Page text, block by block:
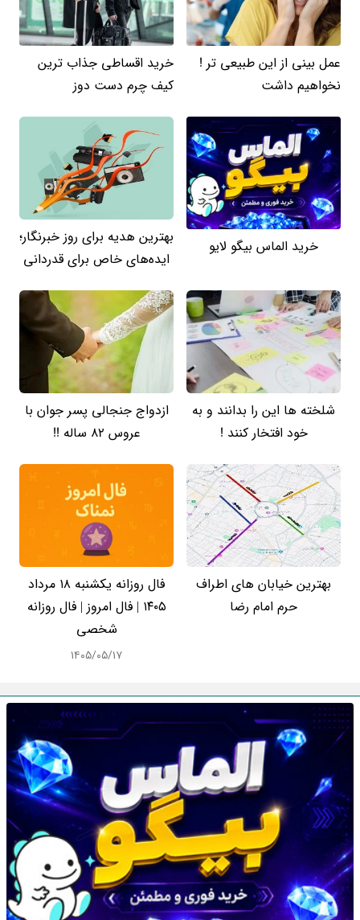
عمل بینی از این طبیعی تر !
نخواهیم داشت
خرید اقساطی جذاب ترین
کیف چرم دست دوز
خرید الماس بیگو لایو
بهترین هدیه برای روز خبرنگار؛
ایده‌های خاص برای قدردانی
شلخته ها این را بدانند و به
خود افتخار کنند !
ازدواج جنجالی پسر جوان با
عروس 82 ساله !!
بهترین خیابان های اطراف
حرم امام رضا
فال روزانه یکشنبه ۱۸ مرداد
۱۴۰۵ | فال امروز | فال روزانه
شخصی
۱۴۰۵/۰۵/۱۷